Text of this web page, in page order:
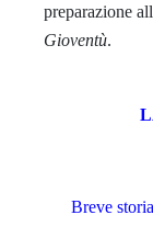
preparazione
Gioventù.
Breve